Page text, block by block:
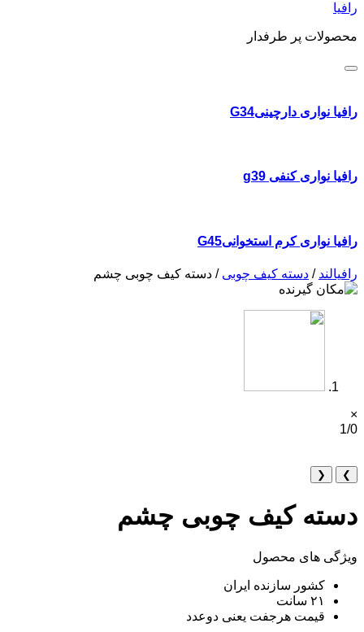
رافیا
محصولات پر طرفدار
رافیا نواری دارچینیG34
رافیا نواری کنفی g39
رافیا نواری کرم استخوانیG45
رافیالند / دسته کیف چوبی / دسته کیف چوبی چشم
×
1/0
❯
❮
دسته کیف چوبی چشم
ویژگی های محصول
کشور سازنده ایران
۲۱ سانت
قیمت هرجفت یعنی دوعدد